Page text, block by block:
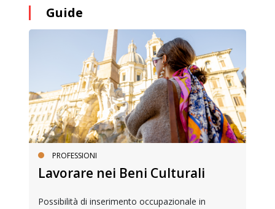
Guide
PROFESSIONI
Lavorare nei Beni Culturali
Possibilità di inserimento occupazionale in